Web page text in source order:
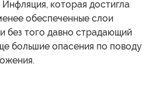
которая достигла
обеспеченные слои
без того давно страдающий
большие опасения по поводу